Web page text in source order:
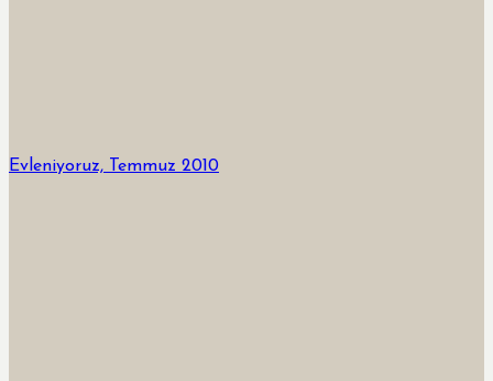
Evleniyoruz, Temmuz 2010